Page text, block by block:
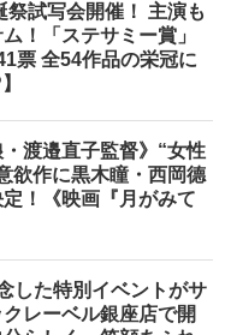
祭試写会開催！ 主演も
！「ステサミー賞」
票 全54作品の栄冠に
・渡邉直子監督》“女性
欲作に黒木瞳・西岡德
！《映画『月がみて
した特別イベントがサ
レーベル銀座店で開